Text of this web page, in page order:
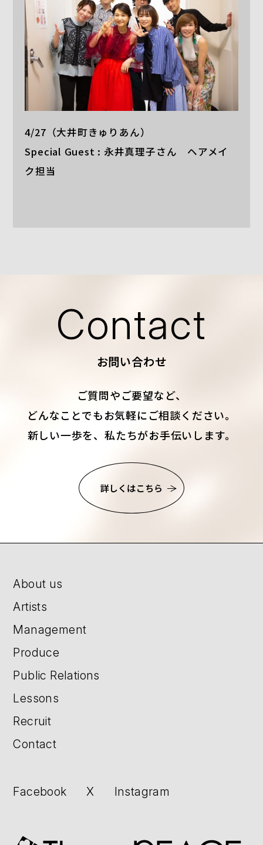
4/27（大井町きゅりあん）
Special Guest : 永井真理子さん ヘアメイ
ク担当
Contact
お問い合わせ
ご質問やご要望など、
どんなことでもお気軽にご相談ください。
新しい一歩を、私たちがお手伝いします。
詳しくはこちら
About us
Artists
Management
Produce
Public Relations
Lessons
Recruit
Contact
Facebook X Instagram